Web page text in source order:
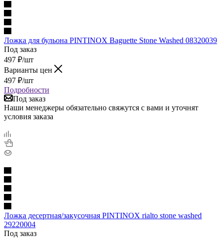
Ложка для бульона PINTINOX Baguette Stone Washed 08320039
Под заказ
497 ₽/шт
Варианты цен
497 ₽/шт
Подробности
Под заказ
Наши менеджеры обязательно свяжутся с вами и уточнят
условия заказа
Ложка десертная/закусочная PINTINOX rialto stone washed
29220004
Под заказ